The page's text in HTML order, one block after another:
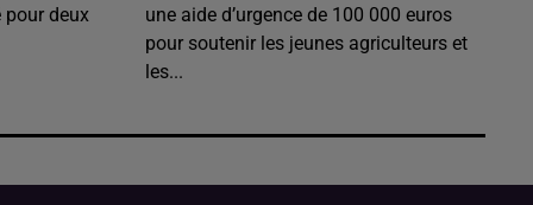
pour deux
une aide d’urgence de 100 000 euros
pour soutenir les jeunes agriculteurs et
les...